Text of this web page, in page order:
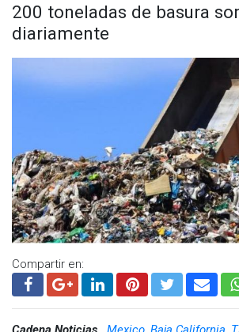
200 toneladas de basura
diariamente
Compartir en: